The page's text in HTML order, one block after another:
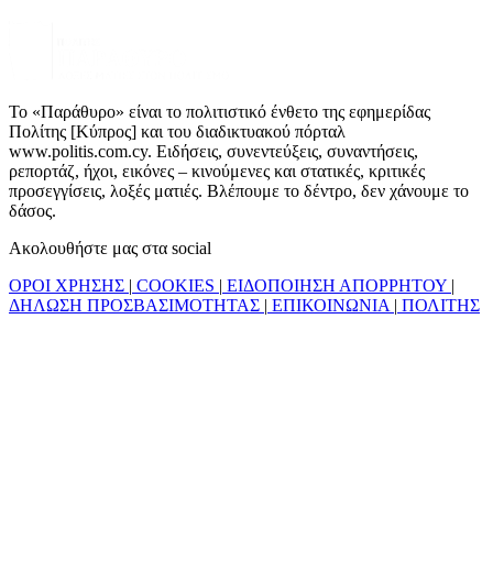
Το «Παράθυρο» είναι το πολιτιστικό ένθετο της εφημερίδας
Πολίτης [Κύπρος] και του διαδικτυακού πόρταλ
www.politis.com.cy. Ειδήσεις, συνεντεύξεις, συναντήσεις,
ρεπορτάζ, ήχοι, εικόνες – κινούμενες και στατικές, κριτικές
προσεγγίσεις, λοξές ματιές. Βλέπουμε το δέντρο, δεν χάνουμε το
δάσος.
Ακολουθήστε μας στα social
ΟΡΟΙ ΧΡΗΣΗΣ | COOKIES | ΕΙΔΟΠΟΙΗΣΗ ΑΠΟΡΡΗΤΟΥ |
ΔΗΛΩΣΗ ΠΡΟΣΒΑΣΙΜΟΤΗΤΑΣ | ΕΠΙΚΟΙΝΩΝΙΑ | ΠΟΛΙΤΗΣ